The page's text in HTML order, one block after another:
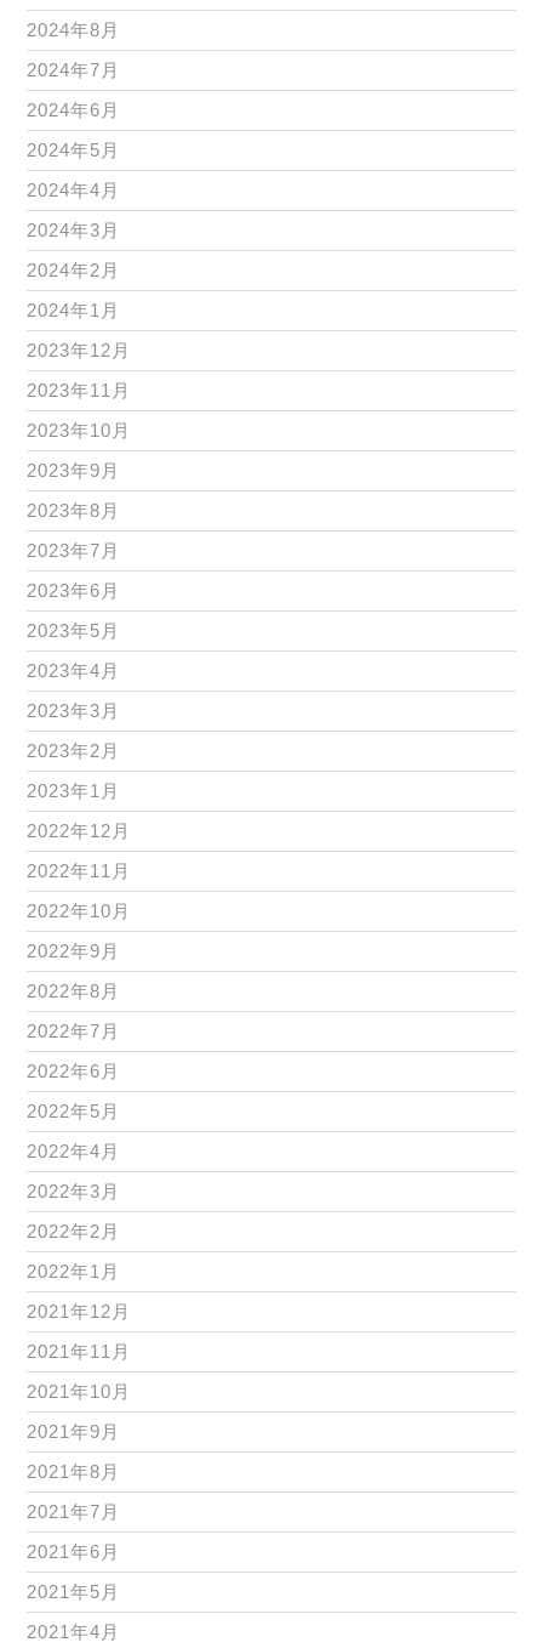
2024年8月
2024年7月
2024年6月
2024年5月
2024年4月
2024年3月
2024年2月
2024年1月
2023年12月
2023年11月
2023年10月
2023年9月
2023年8月
2023年7月
2023年6月
2023年5月
2023年4月
2023年3月
2023年2月
2023年1月
2022年12月
2022年11月
2022年10月
2022年9月
2022年8月
2022年7月
2022年6月
2022年5月
2022年4月
2022年3月
2022年2月
2022年1月
2021年12月
2021年11月
2021年10月
2021年9月
2021年8月
2021年7月
2021年6月
2021年5月
2021年4月